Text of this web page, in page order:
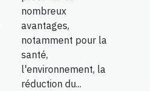
nombreux
avantages,
notamment pour la
santé,
l'environnement, la
réduction du...